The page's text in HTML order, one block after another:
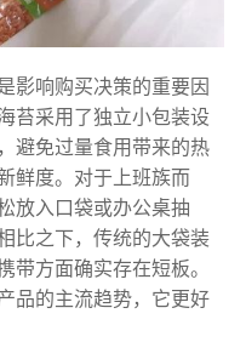
影响购买决策的重要因
苔采用了独立小包装设
避免过量食用带来的热
鲜度。对于上班族而
放入口袋或办公桌抽
比之下，传统的大袋装
带方面确实存在短板。
品的主流趋势，它更好